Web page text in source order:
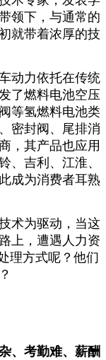
领下，与通常的
就带着浓厚的技
动力依托在传统
了燃料电池空压
等氢燃料电池类
密封阀、尾排消
，其产品也应用
、吉利、江淮、
成为消费者耳熟
术为驱动，当这
上，遭遇人力资
理方式呢？他们
、考勤难、薪酬